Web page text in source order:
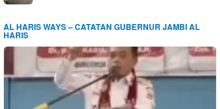
AL HARIS WAYS – CATATAN GUBERNUR JAMBI AL
HARIS